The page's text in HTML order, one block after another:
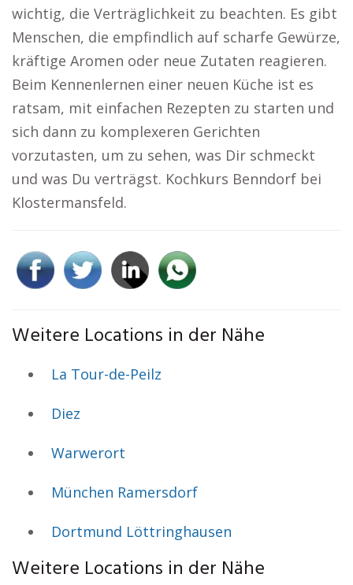
wichtig, die Verträglichkeit zu beachten. Es gibt
Menschen, die empfindlich auf scharfe Gewürze,
kräftige Aromen oder neue Zutaten reagieren.
Beim Kennenlernen einer neuen Küche ist es
ratsam, mit einfachen Rezepten zu starten und
sich dann zu komplexeren Gerichten
vorzutasten, um zu sehen, was Dir schmeckt
und was Du verträgst. Kochkurs Benndorf bei
Klostermansfeld.
Weitere Locations in der Nähe
La Tour-de-Peilz
Diez
Warwerort
München Ramersdorf
Dortmund Löttringhausen
Weitere Locations in der Nähe